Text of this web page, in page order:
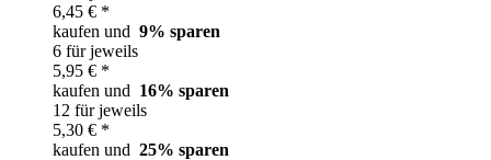
6,45 € *
kaufen und 9% sparen
6 für jeweils
5,95 € *
kaufen und 16% sparen
12 für jeweils
5,30 € *
kaufen und 25% sparen